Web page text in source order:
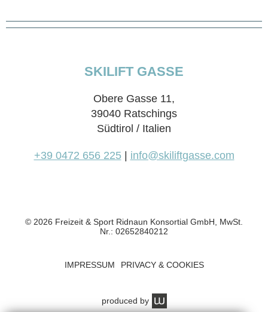
SKILIFT GASSE
Obere Gasse 11,
39040 Ratschings
Südtirol / Italien
+39 0472 656 225| info@skiliftgasse.com
© 2026 Freizeit & Sport Ridnaun Konsortial GmbH, MwSt.
Nr.: 02652840212
IMPRESSUM PRIVACY & COOKIES
produced by